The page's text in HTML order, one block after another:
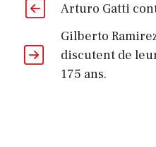
Arturo Gatti
Gilberto
discutent de
175 ans.